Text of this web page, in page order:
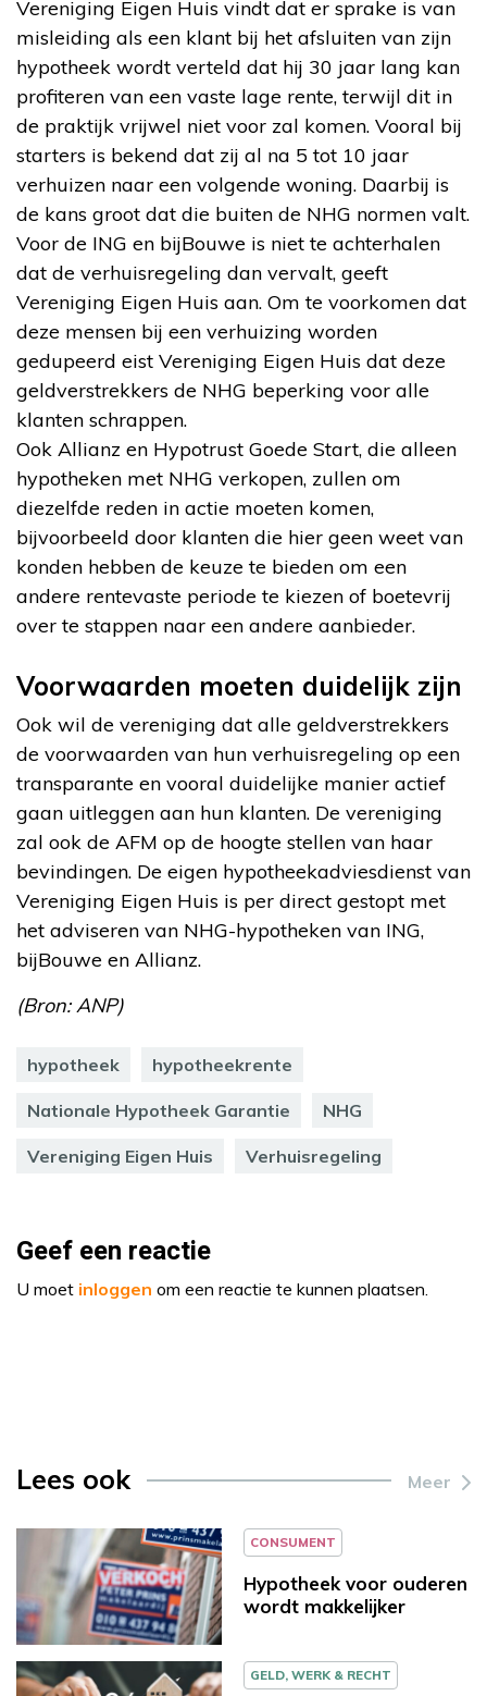
Vereniging Eigen Huis vindt dat er sprake is van
misleiding als een klant bij het afsluiten van zijn
hypotheek wordt verteld dat hij 30 jaar lang kan
profiteren van een vaste lage rente, terwijl dit in
de praktijk vrijwel niet voor zal komen. Vooral bij
starters is bekend dat zij al na 5 tot 10 jaar
verhuizen naar een volgende woning. Daarbij is
de kans groot dat die buiten de NHG normen valt.
Voor de ING en bijBouwe is niet te achterhalen
dat de verhuisregeling dan vervalt, geeft
Vereniging Eigen Huis aan. Om te voorkomen dat
deze mensen bij een verhuizing worden
gedupeerd eist Vereniging Eigen Huis dat deze
geldverstrekkers de NHG beperking voor alle
klanten schrappen.
Ook Allianz en Hypotrust Goede Start, die alleen
hypotheken met NHG verkopen, zullen om
diezelfde reden in actie moeten komen,
bijvoorbeeld door klanten die hier geen weet van
konden hebben de keuze te bieden om een
andere rentevaste periode te kiezen of boetevrij
over te stappen naar een andere aanbieder.
Voorwaarden moeten duidelijk zijn
Ook wil de vereniging dat alle geldverstrekkers
de voorwaarden van hun verhuisregeling op een
transparante en vooral duidelijke manier actief
gaan uitleggen aan hun klanten. De vereniging
zal ook de AFM op de hoogte stellen van haar
bevindingen. De eigen hypotheekadviesdienst van
Vereniging Eigen Huis is per direct gestopt met
het adviseren van NHG-hypotheken van ING,
bijBouwe en Allianz.
(Bron: ANP)
hypotheek hypotheekrente
Nationale Hypotheek Garantie NHG
Vereniging Eigen Huis Verhuisregeling
Geef een reactie
U moet inloggen om een reactie te kunnen plaatsen.
Lees ook Meer
CONSUMENT
Hypotheek voor ouderen
wordt makkelijker
GELD, WERK & RECHT